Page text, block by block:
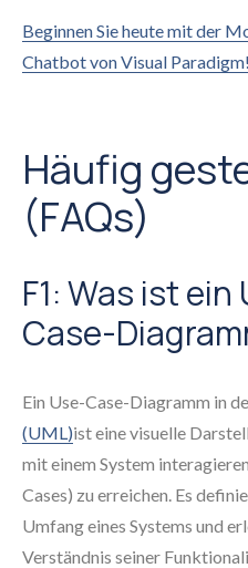
Beginnen Sie heute mit der
Chatbot von Visual Paradigm!
Häufig
(FAQs)
F1: Was ist
Case-
Ein Use-Case-Diagramm in
(UML)ist eine visuelle
mit einem System
Cases) zu erreichen. Es
Umfang eines Systems und
Verständnis seiner